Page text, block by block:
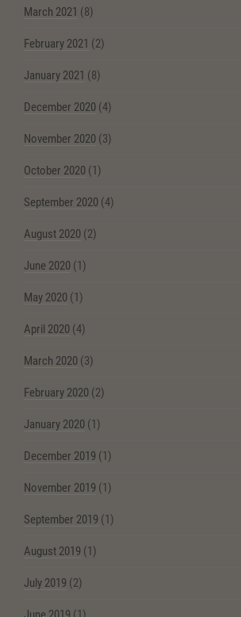
March 2021 (8)
February 2021 (2)
January 2021 (8)
December 2020 (4)
November 2020 (3)
October 2020 (1)
September 2020 (4)
August 2020 (2)
June 2020 (1)
May 2020 (1)
April 2020 (4)
March 2020 (3)
February 2020 (2)
January 2020 (1)
December 2019 (1)
November 2019 (1)
September 2019 (1)
August 2019 (1)
July 2019 (2)